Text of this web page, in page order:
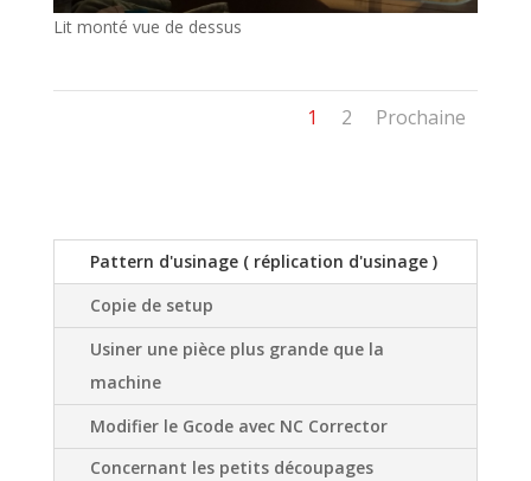
Lit monté vue de dessus
1 2 Prochaine
Pattern d'usinage ( réplication d'usinage )
Copie de setup
Usiner une pièce plus grande que la
machine
Modifier le Gcode avec NC Corrector
Concernant les petits découpages